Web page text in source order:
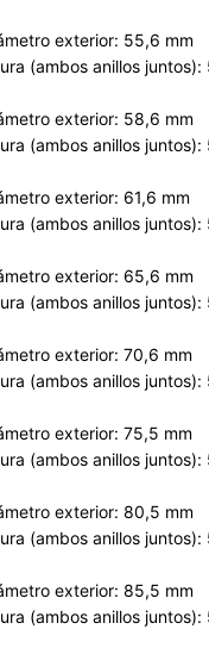
exterior: 55,6 mm
(ambos anillos juntos):
exterior: 58,6 mm
(ambos anillos juntos):
exterior: 61,6 mm
(ambos anillos juntos):
exterior: 65,6 mm
(ambos anillos juntos):
exterior: 70,6 mm
(ambos anillos juntos):
exterior: 75,5 mm
(ambos anillos juntos):
exterior: 80,5 mm
(ambos anillos juntos):
exterior: 85,5 mm
(ambos anillos juntos):